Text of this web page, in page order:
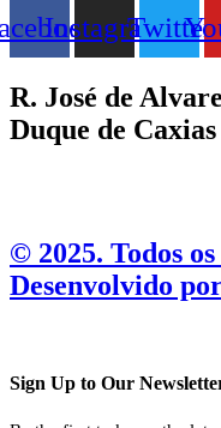
InstagramTwitter
R. José de
Duque de
©️ 2025. Todos
Desenvolvido
Sign Up to Our